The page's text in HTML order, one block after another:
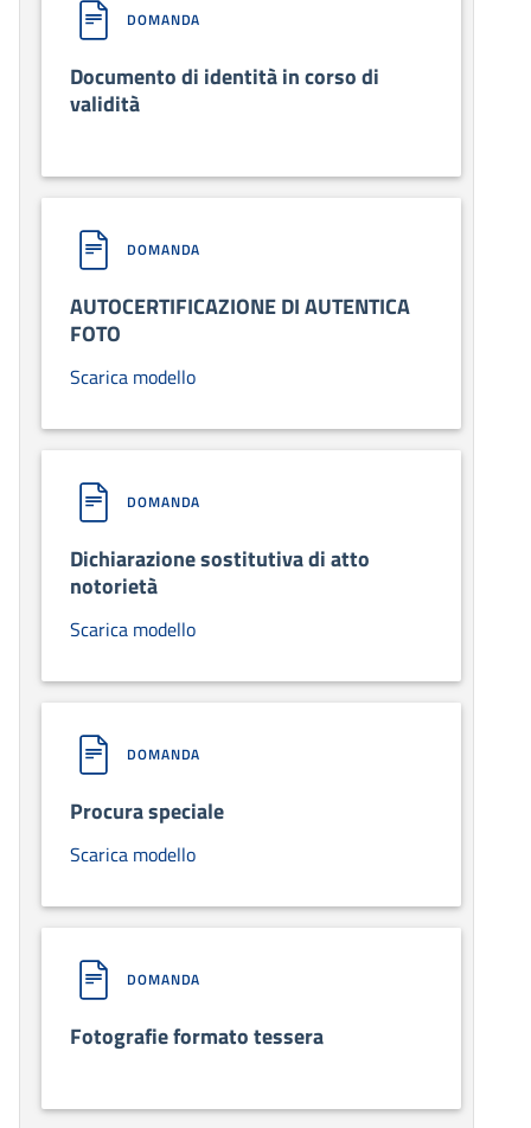
DOMANDA
Documento di identità in corso di
validità
DOMANDA
AUTOCERTIFICAZIONE DI AUTENTICA
FOTO
Scarica modello
DOMANDA
Dichiarazione sostitutiva di atto
notorietà
Scarica modello
DOMANDA
Procura speciale
Scarica modello
DOMANDA
Fotografie formato tessera